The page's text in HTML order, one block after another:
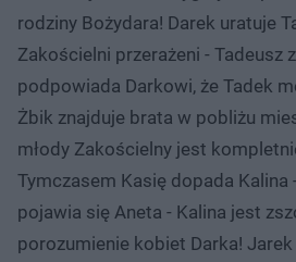
rodziny Bożydara! Darek uratuje
Zakościelni przerażeni - Tadeusz
podpowiada Darkowi, że Tadek
Żbik znajduje brata w pobliżu
młody Zakościelny jest
Tymczasem Kasię dopada Kalina
pojawia się Aneta - Kalina jest
porozumienie kobiet Darka!